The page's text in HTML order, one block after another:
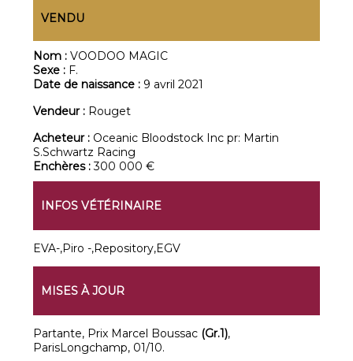
VENDU
Nom :VOODOO MAGIC
Sexe : F.
Date de naissance : 9 avril 2021
Vendeur : Rouget
Acheteur : Oceanic Bloodstock Inc pr: Martin
S.Schwartz Racing
Enchères :300 000 €
INFOS VÉTÉRINAIRE
EVA-,Piro -,Repository,EGV
MISES À JOUR
Partante, Prix Marcel Boussac (Gr.1),
ParisLongchamp, 01/10.